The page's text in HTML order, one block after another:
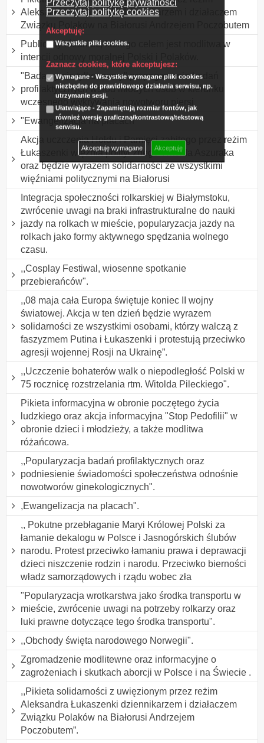
Przeczytaj politykę prywatności
Przeczytaj politykę cookies
Akceptuję:
Wszystkie pliki cookies.
Zaznacz cookies, które akceptujesz:
Wymagane - Wszystkie wymagane pliki cookies
niezbędne do prawidłowego działania serwisu, np.
utrzymanie sesji.
Ułatwiające - Zapamiętują rozmiar fontów, jak
również wersję graficzną/kontrastową/tekstową
serwisu.
Akceptuję wymagane Akceptuję
Aleksandra Łukaszenki dziennikarzem i działaczem
Związku Polaków na Białorusi Andrzejem Poczobutem
Publiczny różaniec, którego celem jest modlitwa w
intencji odnowy moralnej Polski i Polaków.
"Badamy nie tylko mamy" propagowanie badań
profilaktycznych wśród młodych osób w kierunku
wczesnego wykrywania nowotworu piersi
"Ewangelizacja na placach"
Akcja uczczenia Hołdu i Pamięci zabitego przez reżim
Łukaszenki więźnia politycznego Witolda Aszuraka
oraz będzie wyrazem solidarności ze wszystkimi
więźniami politycznymi na Białorusi
Integracja społeczności rolkarskiej w Białymstoku,
zwrócenie uwagi na braki infrastrukturalne do nauki
jazdy na rolkach w mieście, popularyzacja jazdy na
rolkach jako formy aktywnego spędzania wolnego
czasu.
,,Cosplay Festiwal, wiosenne spotkanie
przebierańców".
,,08 maja cała Europa świętuje koniec II wojny
światowej. Akcja w ten dzień będzie wyrazem
solidarności ze wszystkimi osobami, którzy walczą z
faszyzmem Putina i Łukaszenki i protestują przeciwko
agresji wojennej Rosji na Ukrainę”.
,,Uczczenie bohaterów walk o niepodległość Polski w
75 rocznicę rozstrzelania rtm. Witolda Pileckiego".
Pikieta informacyjna w obronie poczętego życia
ludzkiego oraz akcja informacyjna "Stop Pedofilii" w
obronie dzieci i młodzieży, a także modlitwa
różańcowa.
,,Popularyzacja badań profilaktycznych oraz
podniesienie świadomości społeczeństwa odnośnie
nowotworów ginekologicznych".
,Ewangelizacja na placach".
,, Pokutne przebłaganie Maryi Królowej Polski za
łamanie dekalogu w Polsce i Jasnogórskich ślubów
narodu. Protest przeciwko łamaniu prawa i deprawacji
dzieci niszczenie rodzin i narodu. Przeciwko bierności
władz samorządowych i rządu wobec zła
"Popularyzacja wrotkarstwa jako środka transportu w
mieście, zwrócenie uwagi na potrzeby rolkarzy oraz
luki prawne dotyczące tego środka transportu".
,,Obchody święta narodowego Norwegii".
Zgromadzenie modlitewne oraz informacyjne o
zagrożeniach i skutkach aborcji w Polsce i na Świecie .
,,Pikieta solidarności z uwięzionym przez reżim
Aleksandra Łukaszenki dziennikarzem i działaczem
Związku Polaków na Białorusi Andrzejem
Poczobutem”.